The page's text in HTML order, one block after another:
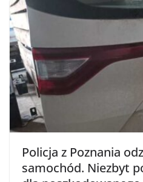
Policja z Poznania
samochód. Niezbyt